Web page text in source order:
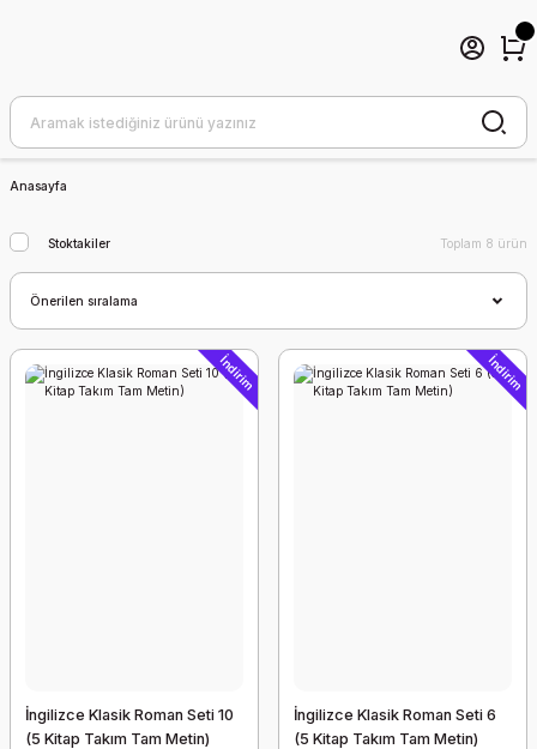
Anasayfa
Stoktakiler Toplam 8 ürün
İndirim
İngilizce Klasik Roman Seti 10
(5 Kitap Takım Tam Metin)
İndirim
İngilizce Klasik Roman Seti 6
(5 Kitap Takım Tam Metin)